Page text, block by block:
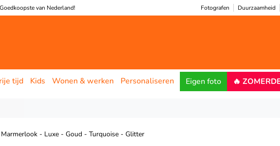
Goedkoopste van Nederland! Fotografen Duurzaamheid
tijd Kids Wonen & werken Personaliseren Eigen foto 🔥
- Luxe - Goud - Turquoise - Glitter